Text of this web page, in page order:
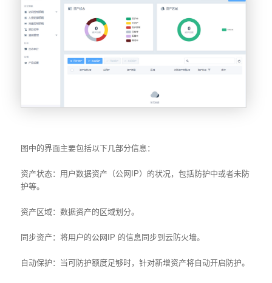
图中的界面主要包括以下几部分信息：
资产状态：用户数据资产（公网IP）的状况，包括防护中或者未防
护等。
资产区域：数据资产的区域划分。
同步资产：将用户的公网IP 的信息同步到云防火墙。
自动保护：当可防护额度足够时，针对新增资产将自动开启防护。